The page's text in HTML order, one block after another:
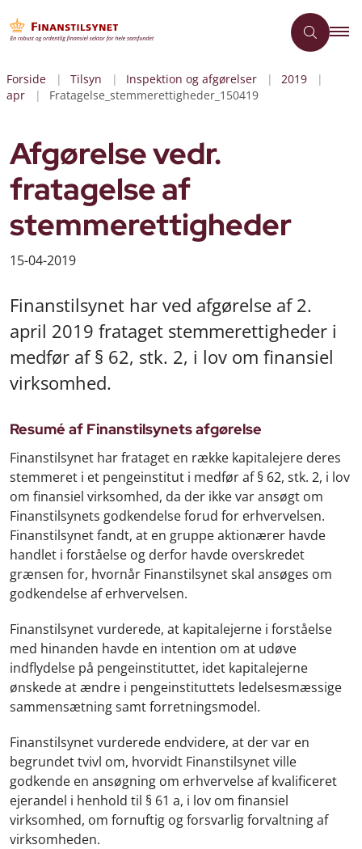
Forside Tilsyn Inspektion og afgørelser
2019
apr
Fratagelse_stemmerettigheder_150419
Afgørelse vedr.
fratagelse af
stemmerettigheder
15-04-2019
Finanstilsynet har ved afgørelse af 2.
april 2019 frataget stemmerettigheder i
medfør af § 62, stk. 2, i lov om finansiel
virksomhed.
Resumé af Finanstilsynets afgørelse
Finanstilsynet har frataget en række kapitalejere deres
stemmeret i et pengeinstitut i medfør af § 62, stk. 2, i lov
om finansiel virksomhed, da der ikke var ansøgt om
Finanstilsynets godkendelse forud for erhvervelsen.
Finanstilsynet fandt, at en gruppe aktionærer havde
handlet i forståelse og derfor havde overskredet
grænsen for, hvornår Finanstilsynet skal ansøges om
godkendelse af erhvervelsen.
Finanstilsynet vurderede, at kapitalejerne i forståelse
med hinanden havde en intention om at udøve
indflydelse på pengeinstituttet, idet kapitalejerne
ønskede at ændre i pengeinstituttets ledelsesmæssige
sammensætning samt forretningsmodel.
Finanstilsynet vurderede endvidere, at der var en
begrundet tvivl om, hvorvidt Finanstilsynet ville
godkende en ansøgning om erhvervelse af kvalificeret
ejerandel i henhold til § 61 a, i lov om finansiel
virksomhed, om fornuftig og forsvarlig forvaltning af
virksomheden.